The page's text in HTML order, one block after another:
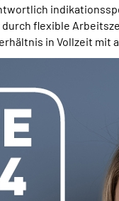
flexible
in Vollzeit mit